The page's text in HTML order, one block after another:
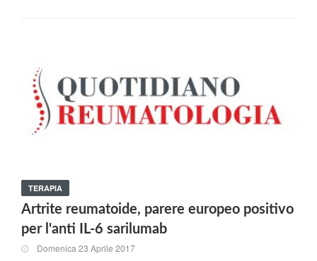
TERAPIA
Artrite reumatoide, parere europeo positivo
per l'anti IL-6 sarilumab
Domenica 23 Aprile 2017